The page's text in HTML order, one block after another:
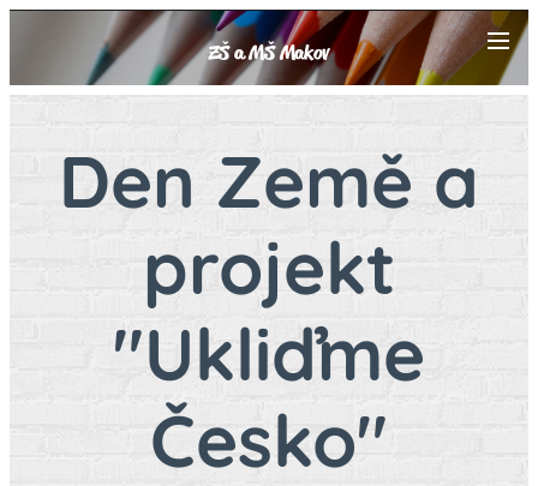
ZŠ a MŠ Makov
Den Země a
projekt
"Ukliďme
Česko"